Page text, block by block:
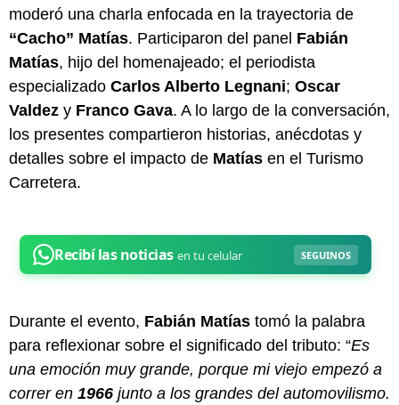
moderó una charla enfocada en la trayectoria de
“Cacho” Matías. Participaron del panel Fabián
Matías, hijo del homenajeado; el periodista
especializado Carlos Alberto Legnani; Oscar
Valdez y Franco Gava. A lo largo de la conversación,
los presentes compartieron historias, anécdotas y
detalles sobre el impacto de Matías en el Turismo
Carretera.
Durante el evento, Fabián Matías tomó la palabra
para reflexionar sobre el significado del tributo: “Es
una emoción muy grande, porque mi viejo empezó a
correr en 1966 junto a los grandes del automovilismo.